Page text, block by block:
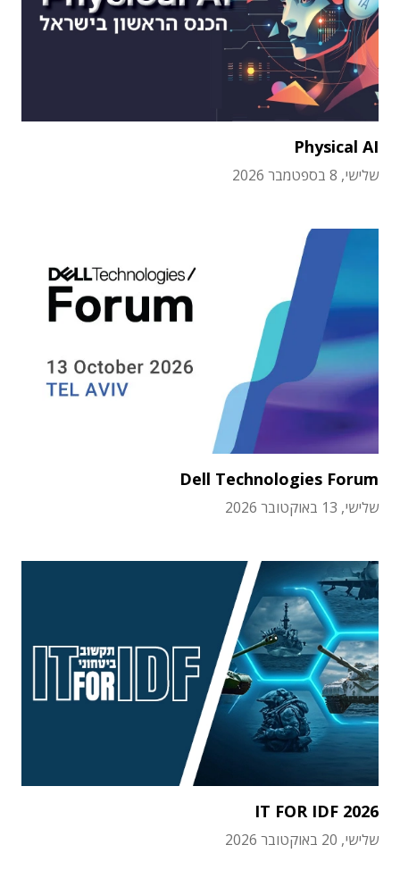
Physical AI
שלישי, 8 בספטמבר 2026
Dell Technologies Forum
שלישי, 13 באוקטובר 2026
IT FOR IDF 2026
שלישי, 20 באוקטובר 2026